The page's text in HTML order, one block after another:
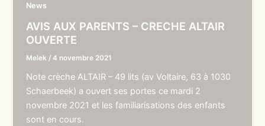
News
AVIS AUX PARENTS – CRECHE ALTAIR
OUVERTE
Melek /4 novembre 2021
Note crèche ALTAIR – 49 lits (av Voltaire, 63 à 1030
Schaerbeek) a ouvert ses portes ce mardi 2
novembre 2021 et les familiarisations des enfants
sont en cours.